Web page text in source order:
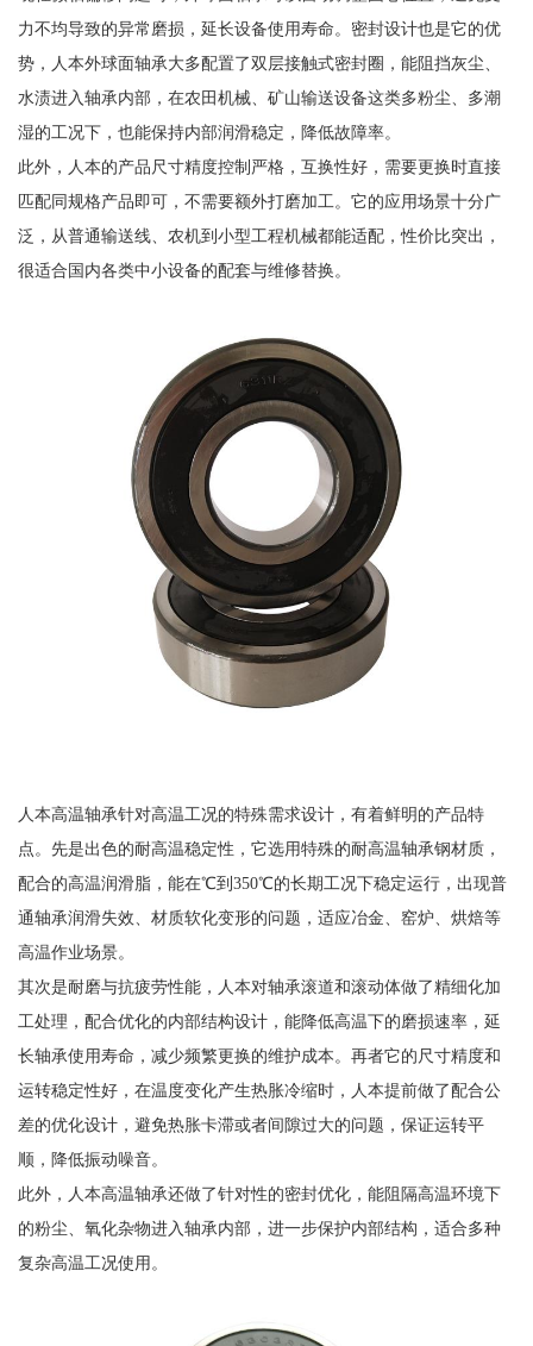
力不均导致的异常磨损，延长设备使用寿命。密封设计也是它的优
势，人本外球面轴承大多配置了双层接触式密封圈，能阻挡灰尘、
水渍进入轴承内部，在农田机械、矿山输送设备这类多粉尘、多潮
湿的工况下，也能保持内部润滑稳定，降低故障率。
此外，人本的产品尺寸精度控制严格，互换性好，需要更换时直接
匹配同规格产品即可，不需要额外打磨加工。它的应用场景十分广
泛，从普通输送线、农机到小型工程机械都能适配，性价比突出，
很适合国内各类中小设备的配套与维修替换。
人本高温轴承针对高温工况的特殊需求设计，有着鲜明的产品特
点。先是出色的耐高温稳定性，它选用特殊的耐高温轴承钢材质，
配合的高温润滑脂，能在℃到350℃的长期工况下稳定运行，出现普
通轴承润滑失效、材质软化变形的问题，适应冶金、窑炉、烘焙等
高温作业场景。
其次是耐磨与抗疲劳性能，人本对轴承滚道和滚动体做了精细化加
工处理，配合优化的内部结构设计，能降低高温下的磨损速率，延
长轴承使用寿命，减少频繁更换的维护成本。再者它的尺寸精度和
运转稳定性好，在温度变化产生热胀冷缩时，人本提前做了配合公
差的优化设计，避免热胀卡滞或者间隙过大的问题，保证运转平
顺，降低振动噪音。
此外，人本高温轴承还做了针对性的密封优化，能阻隔高温环境下
的粉尘、氧化杂物进入轴承内部，进一步保护内部结构，适合多种
复杂高温工况使用。